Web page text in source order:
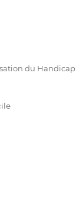
du Handicap